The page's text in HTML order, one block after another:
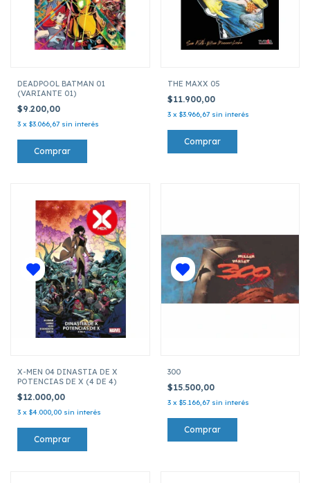
DEADPOOL BATMAN 01
(VARIANTE 01)
$9.200,00
3 x $3.066,67 sin interés
THE MAXX 05
$11.900,00
3 x $3.966,67 sin interés
X-MEN 04 DINASTIA DE X
POTENCIAS DE X (4 DE 4)
$12.000,00
3 x $4.000,00 sin interés
300
$15.500,00
3 x $5.166,67 sin interés